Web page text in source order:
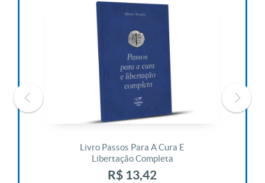
Livro Passos Para A Cura E
Libertação Completa
R$ 13,42